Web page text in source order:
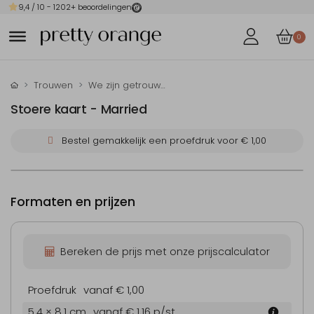
9,4 / 10 - 1202+ beoordelingen
0
Trouwen We zijn getrouwd-kaarten
Stoere kaart - Married
Bestel gemakkelijk een proefdruk voor € 1,00
Formaten en prijzen
Bereken de prijs met onze prijscalculator
Proefdruk vanaf € 1,00